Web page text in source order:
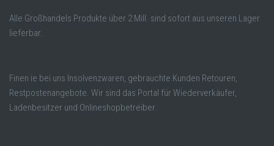
Alle Großhandels Produkte über 2 Mill. sind sofort aus unseren Lager
lieferbar.
Finen ie bei uns Insolvenzwaren, gebrauchte Kunden Retouren,
Restpostenangebote. Wir sind das Portal für Wiederverkäufer,
Ladenbesitzer und Onlineshopbetreiber.